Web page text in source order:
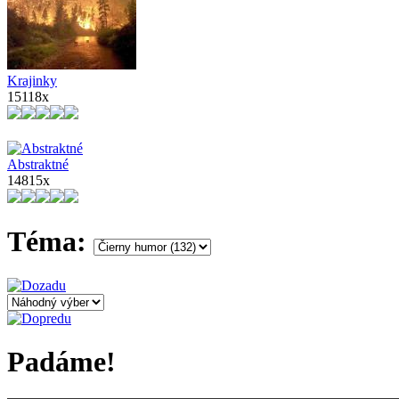
Krajinky
15118x
Abstraktné
14815x
Téma:
Padáme!